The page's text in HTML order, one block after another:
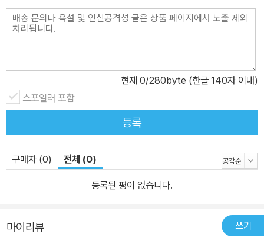
현재 0/280byte (한글 140자 이내)
스포일러 포함
등록
구매자 (0) 전체 (0)
등록된 평이 없습니다.
마이리뷰 쓰기